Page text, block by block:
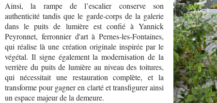
Ainsi, la rampe de l’escalier conserve son
authenticité tandis que le garde-corps de la galerie
dans le puits de lumière est confié à Yannick
Peyronnet, ferronnier d'art à Pernes-les-Fontaines,
qui réalise là une création originale inspirée par le
végétal. Il signe également la modernisation de la
verrière du puits de lumière au niveau des toitures,
qui nécessitait une restauration complète, et la
transforme pour gagner en clarté et transfigurer ainsi
un espace majeur de la demeure.